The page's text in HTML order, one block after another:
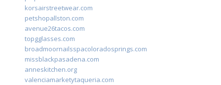
korsairstreetwear.com
petshopallston.com
avenue26tacos.com
topgglasses.com
broadmoornailsspacoloradosprings.com
missblackpasadena.com
anneskitchen.org
valenciamarketytaqueria.com